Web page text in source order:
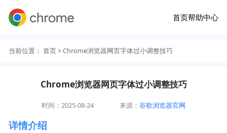
首页帮助中心
当前位置： 首页> Chrome浏览器网页字体过小调整技巧
Chrome浏览器网页字体过小调整技巧
时间：2025-08-24 来源：谷歌浏览器官网
详情介绍